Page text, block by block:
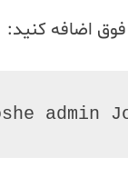
فوق اضافه کنید:
admin